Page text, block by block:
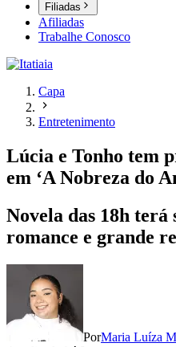
Filiadas
Afiliadas
Trabalhe Conosco
Capa
Entretenimento
Lúcia e Tonho tem
em ‘A Nobreza do
Novela das 18h terá
romance e grande
PorMaria Luíza